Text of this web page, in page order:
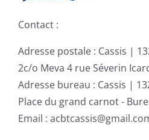
Contact :
Adresse postale : Cassis |
2c/o Meva 4 rue Séverin
Adresse bureau : Cassis |
Place du grand carnot -
Email :